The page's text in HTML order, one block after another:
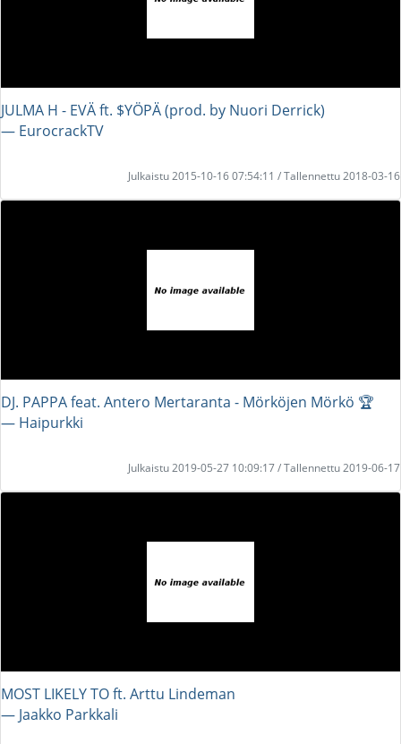
JULMA H - EVÄ ft. $YÖPÄ (prod. by Nuori Derrick)
― EurocrackTV
Julkaistu 2015-10-16 07:54:11 / Tallennettu 2018-03-16
DJ. PAPPA feat. Antero Mertaranta - Mörköjen Mörkö 🏆
― Haipurkki
Julkaistu 2019-05-27 10:09:17 / Tallennettu 2019-06-17
MOST LIKELY TO ft. Arttu Lindeman
― Jaakko Parkkali